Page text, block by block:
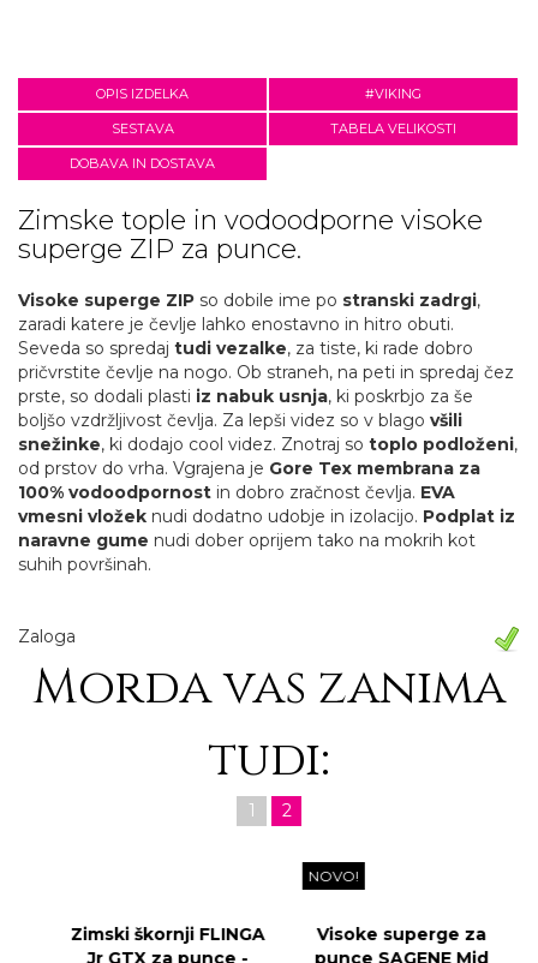
OPIS IZDELKA #VIKING
SESTAVA TABELA VELIKOSTI
DOBAVA IN DOSTAVA
Zimske tople in vodoodporne visoke
superge ZIP za punce.
Visoke superge ZIP so dobile ime po stranski zadrgi,
zaradi katere je čevlje lahko enostavno in hitro obuti.
Seveda so spredaj tudi vezalke, za tiste, ki rade dobro
pričvrstite čevlje na nogo. Ob straneh, na peti in spredaj čez
prste, so dodali plasti iz nabuk usnja, ki poskrbjo za še
boljšo vzdržljivost čevlja. Za lepši videz so v blago všili
snežinke, ki dodajo cool videz. Znotraj so toplo podloženi,
od prstov do vrha. Vgrajena je Gore Tex membrana za
100% vodoodpornost in dobro zračnost čevlja. EVA
vmesni vložek nudi dodatno udobje in izolacijo. Podplat iz
naravne gume nudi dober oprijem tako na mokrih kot
suhih površinah.
Zaloga
Morda vas zanima
tudi:
1 2
Zimski škornji FLINGA
Jr GTX za punce -
NOVO!
Visoke superge za
punce SAGENE Mid